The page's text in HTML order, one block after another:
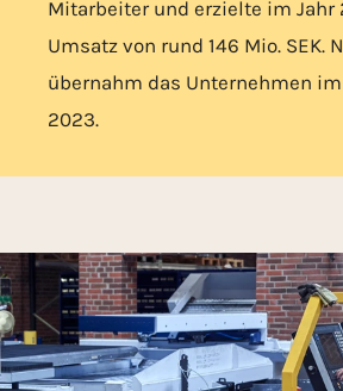
Mitarbeiter und erzielte im Jahr
Umsatz von rund 146 Mio. SEK.
übernahm das Unternehmen
2023.